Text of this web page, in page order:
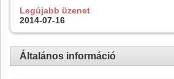
Legújabb üzenet
2014-07-16
Általános információ